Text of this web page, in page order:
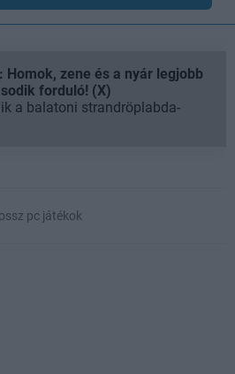
Homok, zene és a nyár legjobb
forduló! (X)
a balatoni strandröplabda-
pc játékok